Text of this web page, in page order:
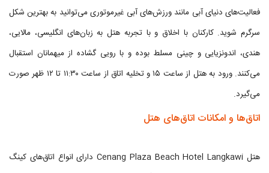
فعالیت‌های دنیای آبی مانند ورزش‌های آبی غیرموتوری می‌توانید به بهترین شکل
سرگرم شوید. کارکنان با اخلاق و با تجربه هتل به زبان‌های انگلیسی، مالایی،
هندی، اندونزیایی و چینی مسلط بوده و با رویی گشاده از میهمانان استقبال
می‌کنند. ورود به هتل از ساعت ۱۵ و تخلیه اتاق از ساعت ۱۱:۳۰ تا ۱۲ ظهر صورت
می‌گیرد.
اتاق‌ها و امکانات اتاق‌های هتل
هتل Cenang Plaza Beach Hotel Langkawi دارای انواع اتاق‌های کینگ